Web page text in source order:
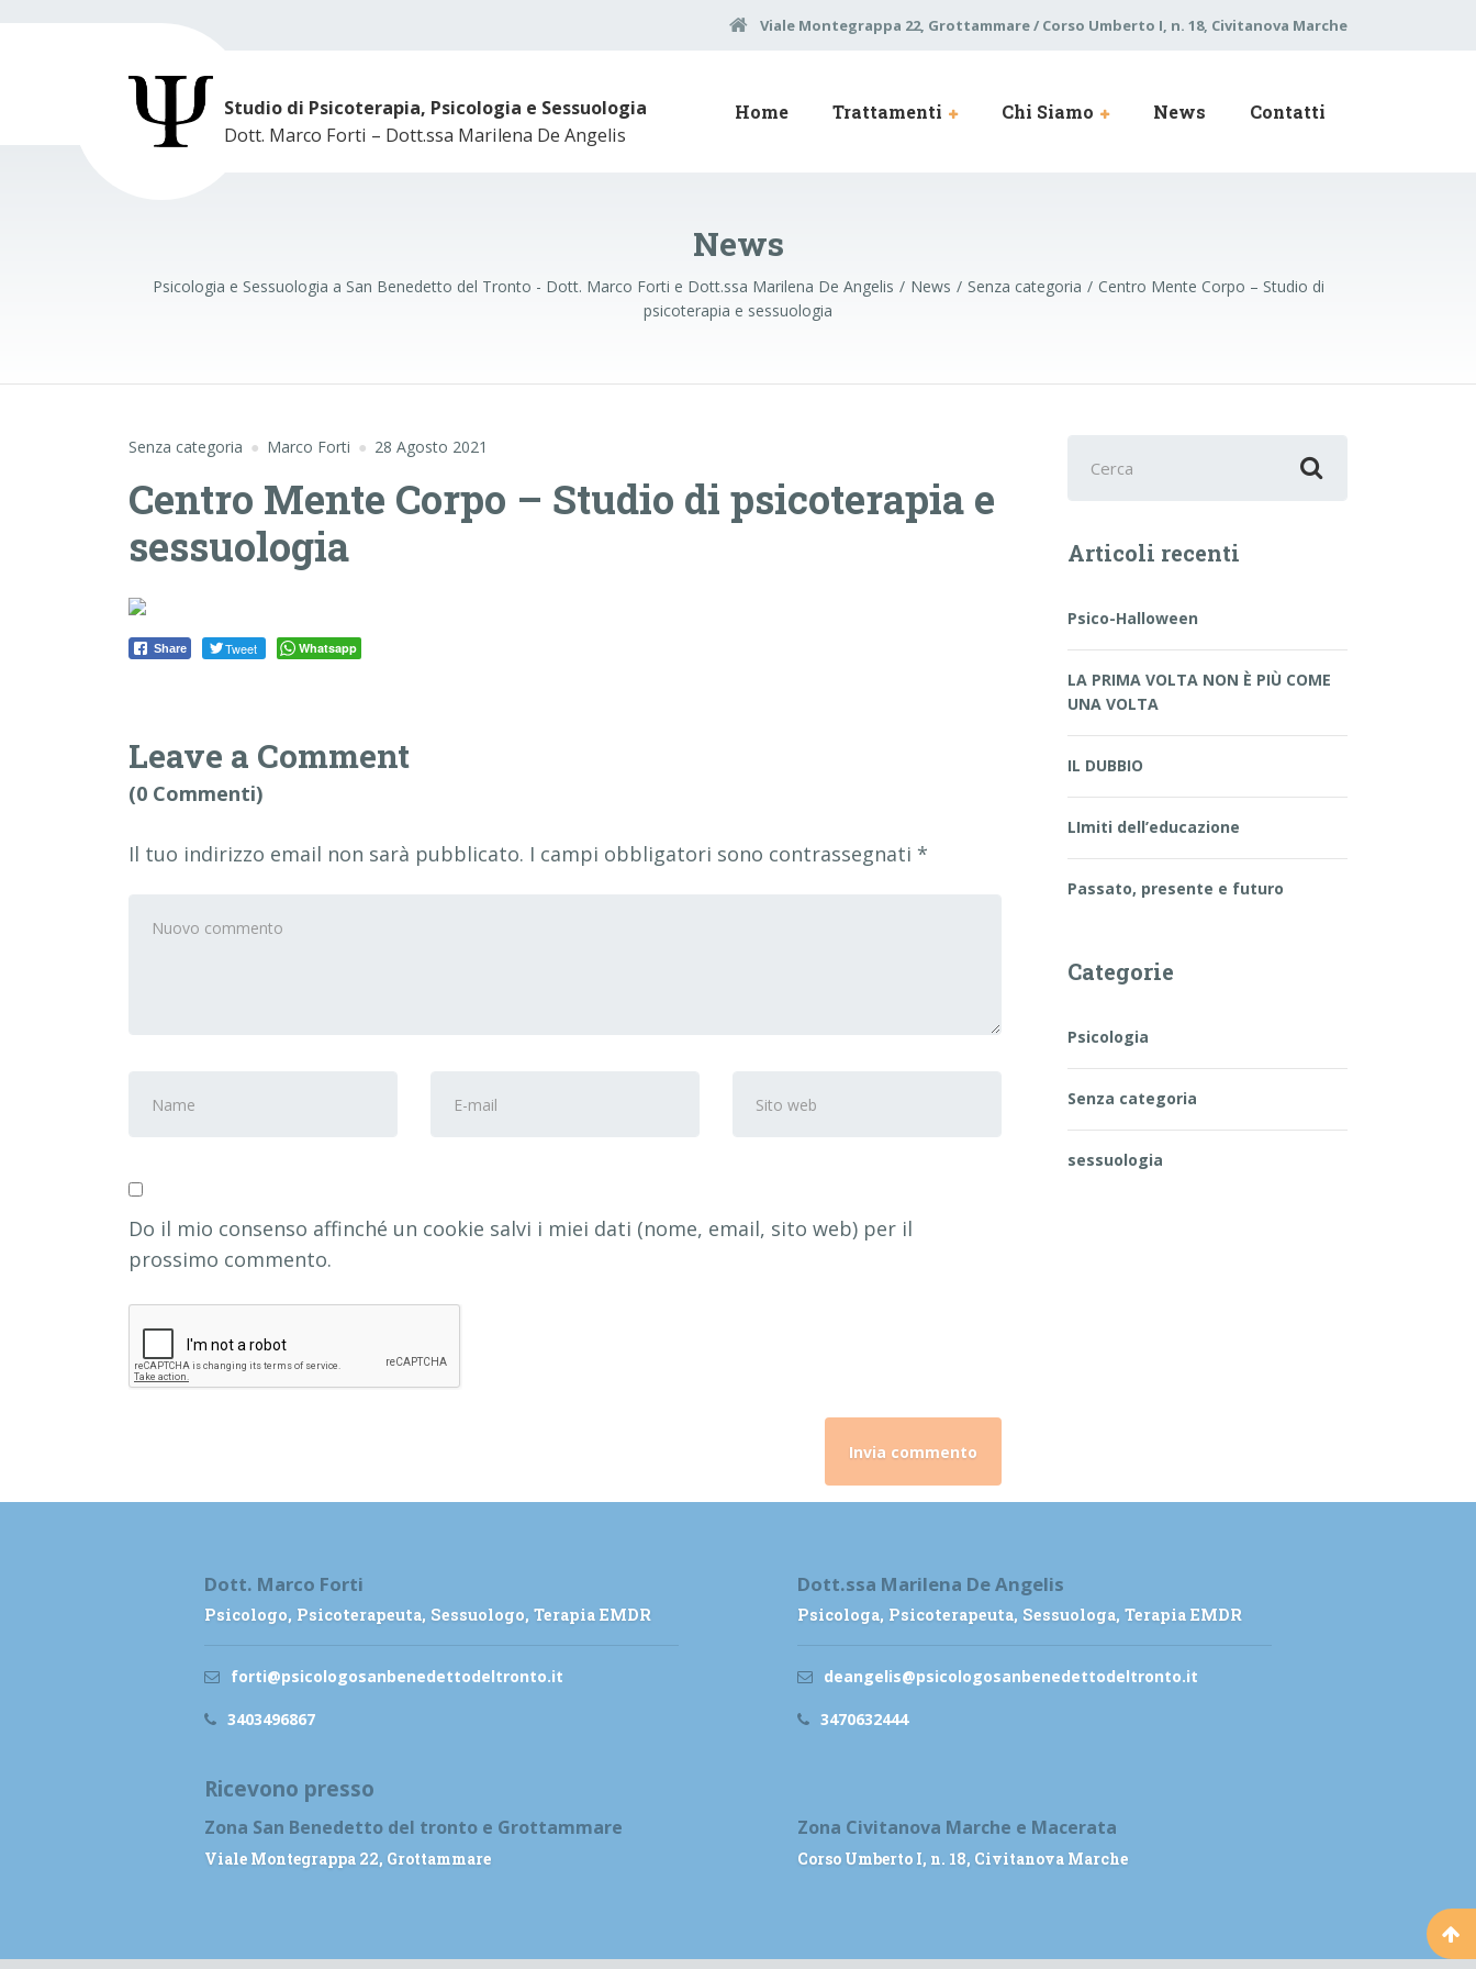
Viale Montegrappa 22, Grottammare / Corso Umberto I, n. 18, Civitanova Marche
Studio di Psicoterapia, Psicologia e Sessuologia
Dott. Marco Forti – Dott.ssa Marilena De Angelis
Home Trattamenti Chi Siamo News Contatti
News
Psicologia e Sessuologia a San Benedetto del Tronto - Dott. Marco Forti e Dott.ssa Marilena De Angelis News Senza categoria
Centro Mente Corpo – Studio di
psicoterapia e sessuologia
Senza categoria Marco Forti 28 Agosto 2021
Centro Mente Corpo – Studio di psicoterapia e
sessuologia
Share Tweet Whatsapp
Leave a Comment
(0 Commenti)
Il tuo indirizzo email non sarà pubblicato. I campi obbligatori sono contrassegnati *
tuo
web
Do il mio consenso affinché un cookie salvi i miei dati (nome, email, sito web) per il
prossimo commento.
per:
Articoli recenti
Psico-Halloween
LA PRIMA VOLTA NON È PIÙ COME
UNA VOLTA
IL DUBBIO
LImiti dell’educazione
Passato, presente e futuro
Categorie
Psicologia
Senza categoria
sessuologia
Dott. Marco Forti
Psicologo, Psicoterapeuta, Sessuologo, Terapia EMDR
forti@psicologosanbenedettodeltronto.it
3403496867
Dott.ssa Marilena De Angelis
Psicologa, Psicoterapeuta, Sessuologa, Terapia EMDR
deangelis@psicologosanbenedettodeltronto.it
3470632444
Ricevono presso
Zona San Benedetto del tronto e Grottammare
Viale Montegrappa 22, Grottammare
Zona Civitanova Marche e Macerata
Corso Umberto I, n. 18, Civitanova Marche